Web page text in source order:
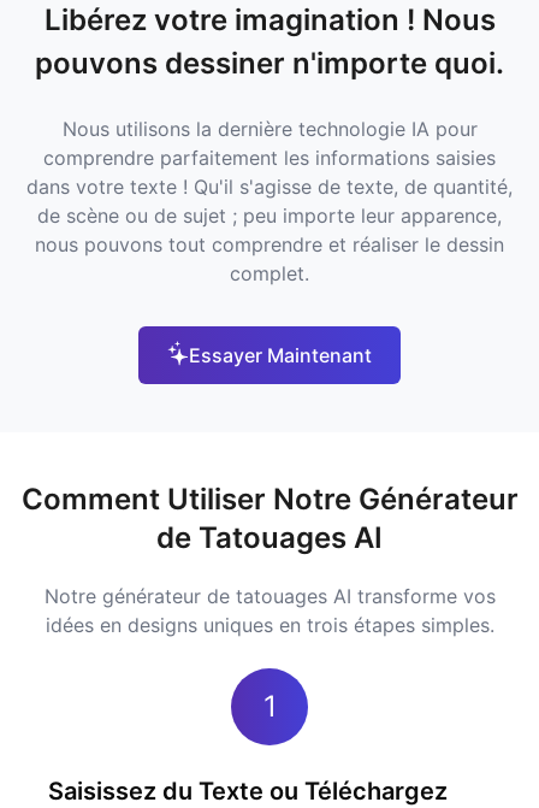
Libérez votre imagination ! Nous
pouvons dessiner n'importe quoi.
Nous utilisons la dernière technologie IA pour
comprendre parfaitement les informations saisies
dans votre texte ! Qu'il s'agisse de texte, de quantité,
de scène ou de sujet ; peu importe leur apparence,
nous pouvons tout comprendre et réaliser le dessin
complet.
Essayer Maintenant
Comment Utiliser Notre Générateur
de Tatouages AI
Notre générateur de tatouages AI transforme vos
idées en designs uniques en trois étapes simples.
1
Saisissez du Texte ou Téléchargez